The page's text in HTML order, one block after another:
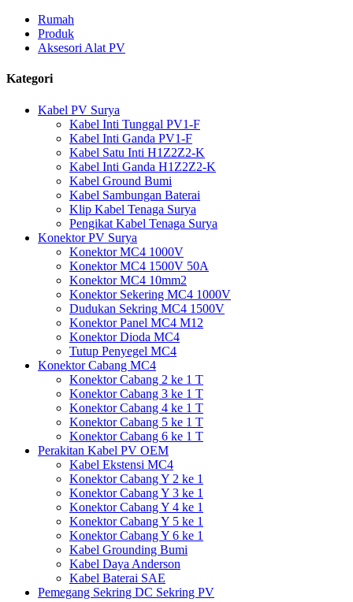
Rumah
Produk
Aksesori Alat PV
Kategori
Kabel PV Surya
Kabel Inti Tunggal PV1-F
Kabel Inti Ganda PV1-F
Kabel Satu Inti H1Z2Z2-K
Kabel Inti Ganda H1Z2Z2-K
Kabel Ground Bumi
Kabel Sambungan Baterai
Klip Kabel Tenaga Surya
Pengikat Kabel Tenaga Surya
Konektor PV Surya
Konektor MC4 1000V
Konektor MC4 1500V 50A
Konektor MC4 10mm2
Konektor Sekering MC4 1000V
Dudukan Sekring MC4 1500V
Konektor Panel MC4 M12
Konektor Dioda MC4
Tutup Penyegel MC4
Konektor Cabang MC4
Konektor Cabang 2 ke 1 T
Konektor Cabang 3 ke 1 T
Konektor Cabang 4 ke 1 T
Konektor Cabang 5 ke 1 T
Konektor Cabang 6 ke 1 T
Perakitan Kabel PV OEM
Kabel Ekstensi MC4
Konektor Cabang Y 2 ke 1
Konektor Cabang Y 3 ke 1
Konektor Cabang Y 4 ke 1
Konektor Cabang Y 5 ke 1
Konektor Cabang Y 6 ke 1
Kabel Grounding Bumi
Kabel Daya Anderson
Kabel Baterai SAE
Pemegang Sekring DC Sekring PV